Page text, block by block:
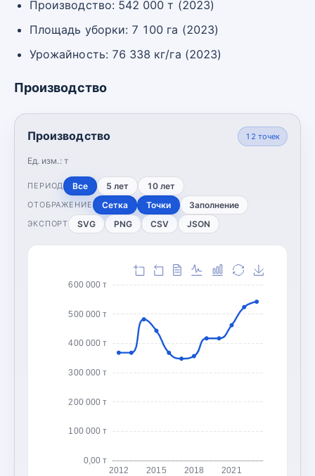
Производство: 542 000 т (2023)
Площадь уборки: 7 100 га (2023)
Урожайность: 76 338 кг/га (2023)
Производство
Производство
Ед. изм.: т
12 точек
ПЕРИОД Все 5 лет 10 лет
ОТОБРАЖЕНИЕ Сетка Точки Заполнение
ЭКСПОРТ SVG PNG CSV JSON
0,00 т
100 000 т
200 000 т
300 000 т
400 000 т
500 000 т
600 000 т
2012 2015 2018 2021